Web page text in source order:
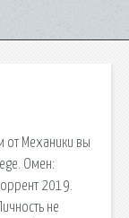
от Механики вы
Oмeн:
2019.
не